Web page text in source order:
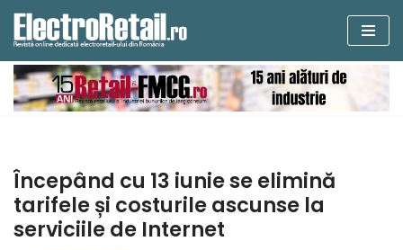
Sari
la
conținut
Începând cu 13 iunie se elimină
tarifele și costurile ascunse la
serviciile de Internet